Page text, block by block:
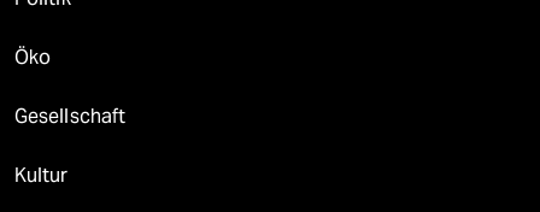
Öko
Gesellschaft
Kultur